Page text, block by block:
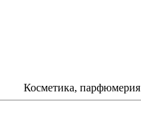
Косметика, парфюмерия